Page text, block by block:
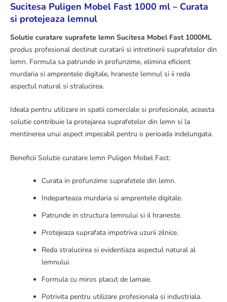
Sucitesa Puligen Mobel Fast 1000 ml – Curata
si protejeaza lemnul
Solutie curatare suprafete lemn Sucitesa Mobel Fast 1000ML
produs profesional destinat curatarii si intretinerii suprafetelor din
lemn. Formula sa patrunde in profunzime, elimina eficient
murdaria si amprentele digitale, hraneste lemnul si ii reda
aspectul natural si stralucirea.
Ideala pentru utilizare in spatii comerciale si profesionale, aceasta
solutie contribuie la protejarea suprafetelor din lemn si la
mentinerea unui aspect impecabil pentru o perioada indelungata.
Beneficii Solutie curatare lemn Puligen Mobel Fast:
Curata in profunzime suprafetele din lemn.
Indeparteaza murdaria si amprentele digitale.
Patrunde in structura lemnului si il hraneste.
Protejeaza suprafata impotriva uzurii zilnice.
Reda stralucirea si evidentiaza aspectul natural al
lemnului.
Formula cu miros placut de lamaie.
Potrivita pentru utilizare profesionala si industriala.